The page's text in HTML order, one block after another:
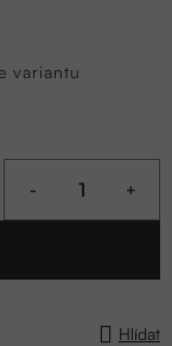
variantu
Hlídat